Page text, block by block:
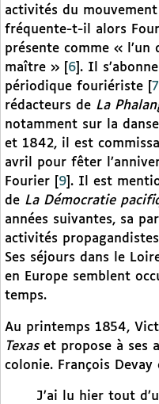
activités du
fréquente-t-il alors
présente comme « l’un
maître »
6 . Il
périodique fouriériste
7
rédacteurs de La
notamment sur la
et 1842, il est
avril pour fêter
Fourier
9 . Il est
de La Démocratie
années suivantes, sa
activités
Ses séjours dans le
en Europe semblent
temps.
Au printemps 1854,
Texas et propose à ses
colonie. François
J’ai lu hier tout